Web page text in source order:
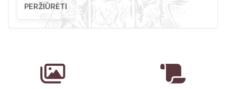
PERŽIŪRĖTI